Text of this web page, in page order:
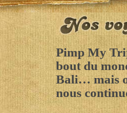
Pimp My
bout du
Bali… mais
nous